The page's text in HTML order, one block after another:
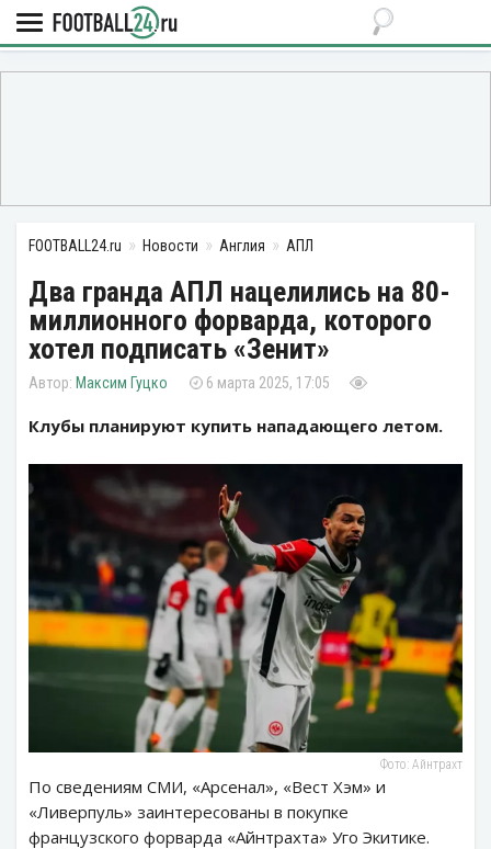
FOOTBALL24.ru Новости Англия АПЛ
Два гранда АПЛ нацелились на 80-
миллионного форварда, которого
хотел подписать «Зенит»
Максим Гуцко 6 марта 2025, 17:05
Клубы планируют купить нападающего летом.
Фото: Айнтрахт
По сведениям СМИ, «Арсенал», «Вест Хэм» и
«Ливерпуль» заинтересованы в покупке
французского форварда «Айнтрахта» Уго Экитике.